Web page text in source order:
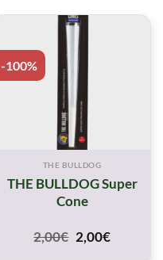
-100%
THE BULLDOG
THE BULLDOG Super
Cone
2,00€ Original
price
2,00€Current